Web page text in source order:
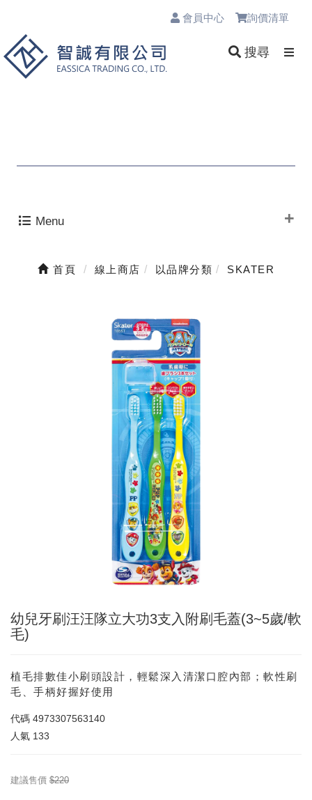
會員中心 詢價清單
搜尋
Menu
首頁 線上商店 以品牌分類 SKATER
幼兒牙刷汪汪隊立大功3支入附刷毛蓋(3~5歲/軟
毛)
植毛排數佳小刷頭設計，輕鬆深入清潔口腔內部；軟性刷
毛、手柄好握好使用
代碼 4973307563140
人氣 133
建議售價 $220